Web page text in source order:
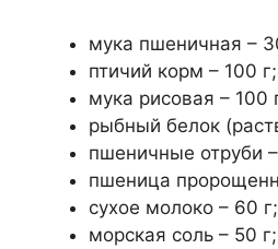
мука пшеничная –
птичий корм – 100 г;
мука рисовая – 100
рыбный белок
пшеничные отруби
пшеница
сухое молоко – 60 г;
морская соль – 50 г;